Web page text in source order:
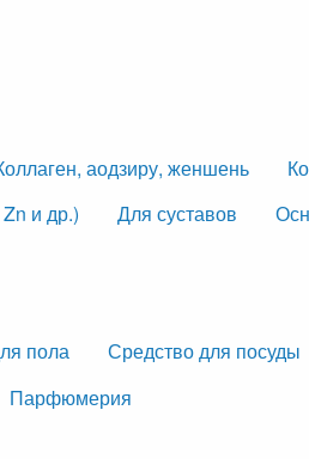
аодзиру, женшень
и др.) Для суставов
пола Средство для посуды
Парфюмерия